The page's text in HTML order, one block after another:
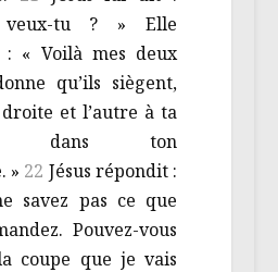
tu ? » Elle
: « Voilà mes deux
qu’ils siègent,
et l’autre à ta
dans ton
» 22 Jésus répondit :
savez pas ce que
Pouvez-vous
coupe que je vais